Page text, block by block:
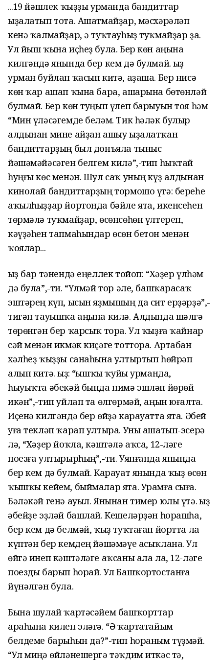
...19 йәшлек ҡыҙҙы урманда бандиттар
ыҙалатып тота. Ашатмайҙар, мәсхәрәләп
кенә ҡалмайҙар, ә туҡтауһыҙ туҡмайҙар ҙа.
Ул йыш ҡына иҫһеҙ була. Бер көн аңына
килгәндә янында бер кем дә булмай. Ҡыҙ
урман буйлап ҡасып китә, аҙаша. Бер нисә
көн ҡар ашап ҡына бара, ашарына бөтөнләй
булмай. Бер көн туңып үлеп барыуын тоя һәм
“Мин үләсәгемде беләм. Тик һәләк булыр
алдынан мине айҙан ашыу ыҙалатҡан
бандиттарҙың был донъяла тыныс
йәшәмәйәсәген белгем килә”,-тип һыҡтай
һуңғы көс менән. Шул саҡ уның күҙ алдынан
кинолай бандиттарҙың тормошо үтә: береһе
аҡылһыҙҙар йортонда бәйле ята, икенсеһен
төрмәлә туҡмайҙар, өсөнсөһөн үлтереп,
кәүҙәһен тапмаһындар өсөн бетон менән
ҡоялар...
Ҡыҙ бар тәнендә еңеллек тойоп: “Хәҙер үлһәм
дә була”,-ти. “Үлмәй тор әле, башҡарасаҡ
эштәрең күп, ысын яҙмышың да сит ерҙәрҙә”,-
тигән тауышҡа аңына килә. Алдында шәлгә
төрөнгән бер ҡарсыҡ тора. Ул ҡыҙға ҡайнар
сәй менән икмәк киҫәге тоттора. Артабан
хәлһеҙ ҡыҙҙы санаһына ултыртып һөйрәп
алып китә. Ҡыҙ: “Ҡышҡы ҡуйы урманда,
һыуыҡта әбекәй бында нимә эшләп йөрөй
икән”,-тип уйлап та өлгөрмәй, аңын юғалта.
Иҫенә килгәндә бер өйҙә карауатта ята. Әбей
уға текләп ҡарап ултыра. Уны ашатып-эсерә
лә, “Хәҙер йоҡла, кәштәлә аҡса, 12-ләге
поезға ултырырһың”,-ти. Уянғанда янында
бер кем дә булмай. Карауат янында ҡыҙ өсөн
ҡышҡы кейем, быймалар ята. Урамға сыға.
Бәләкәй генә ауыл. Янынан тимер юлы үтә. Ҡыҙ
әбейҙе эҙләй башлай. Кешеләрҙән һорашһа,
бер кем дә белмәй, ҡыҙ туҡтаған йортта ла
күптән бер кемдең йәшәмәүе асыҡлана. Ул
өйгә инеп кәштәләге аҡсаны ала ла, 12-ләге
поезды барып һорай. Ул Башҡортостанға
йүнәлгән була.
Бына шулай ҡартәсәйем башҡорттар
араһына килеп эләгә. “Ә ҡартатайым
белдеме барыһын да?”-тип һораным түҙмәй.
“Ул миңә өйләнешергә тәҡдим иткәс тә,